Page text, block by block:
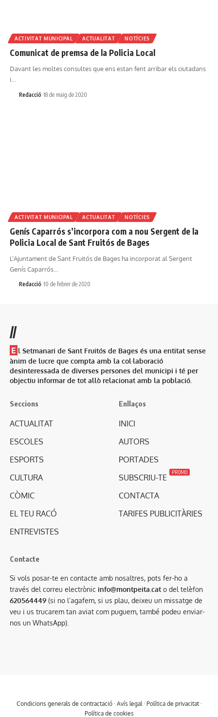
ACTIVITAT MUNICIPAL ACTUALITAT NOTÍCIES
Comunicat de premsa de la Policia Local
Davant les moltes consultes que ens estan fent arribar els ciutadans
i…
Redacció 18 de maig de 2020
ACTIVITAT MUNICIPAL ACTUALITAT NOTÍCIES
Genís Caparrós s’incorpora com a nou Sergent de la
Policia Local de Sant Fruitós de Bages
L’Ajuntament de Sant Fruitós de Bages ha incorporat al Sergent
Genís Caparrós…
Redacció 10 de febrer de 2020
//
E l Setmanari de Sant Fruitós de Bages és una entitat sense
ànim de lucre que compta amb la col·laboració
desinteressada de diverses persones del municipi i té per
objectiu informar de tot allò relacionat amb la població.
Seccions
ACTUALITAT
ESCOLES
ESPORTS
CULTURA
CÒMIC
EL TEU RACÓ
ENTREVISTES
Enllaços
INICI
AUTORS
PORTADES
SUBSCRIU-TE
PROMO
CONTACTA
TARIFES PUBLICITÀRIES
Contacte
Si vols posar-te en contacte amb nosaltres, pots fer-ho a
través del correu electrònic info@montpeita.cat o del telèfon
620564449 (si no l’agafem, si us plau, deixeu un missatge de
veu i us trucarem tan aviat com puguem, també podeu enviar-
nos un WhatsApp).
Condicions generals de contractació· Avís legal · Política de privacitat·
Política de cookies